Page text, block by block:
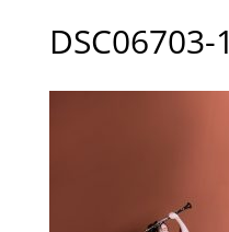
DSC06703-1